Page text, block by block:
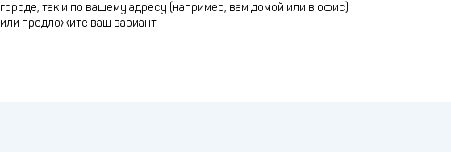
городе, так и по вашему адресу (например, вам домой или в офис)
или предложите ваш вариант.